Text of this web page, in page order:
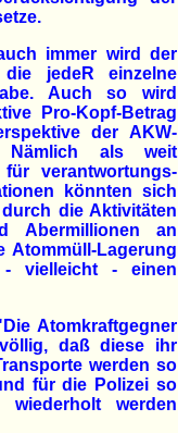
immer wird der
jedeR einzelne
Auch so wird
Pro-Kopf-Betrag
der AKW-
Nämlich als weit
verantwortungs-
könnten sich
die Aktivitäten
Abermillionen an
Atommüll-Lagerung
- vielleicht - einen
Atomkraftgegner
daß diese ihr
werden so
für die Polizei so
werden